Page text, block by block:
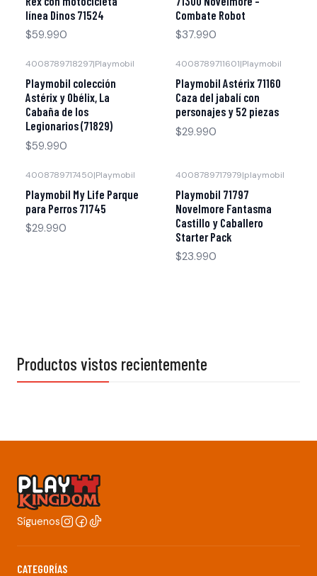
línea Dinos 71524
$59.990
Combate Robot
$37.990
4008789718297|Playmobil
Playmobil colección
Astérix y Obélix, La
Cabaña de los
Legionarios (71829)
$59.990
4008789711601|Playmobil
Playmobil Astérix 71160
Caza del jabalí con
personajes y 52 piezas
$29.990
4008789717450|Playmobil
Playmobil My Life Parque
para Perros 71745
$29.990
4008789717979|playmobil
Playmobil 71797
Novelmore Fantasma
Castillo y Caballero
Starter Pack
$23.990
Productos vistos recientemente
Síguenos
CATEGORÍAS